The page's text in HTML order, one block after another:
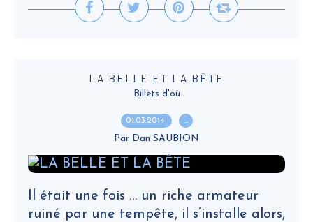
LA BELLE ET LA BÊTE
Billets d'où
01.03.2014 …
Par Dan SAUBION
Il était une fois … un riche armateur
ruiné par une tempête, il s’installe alors,